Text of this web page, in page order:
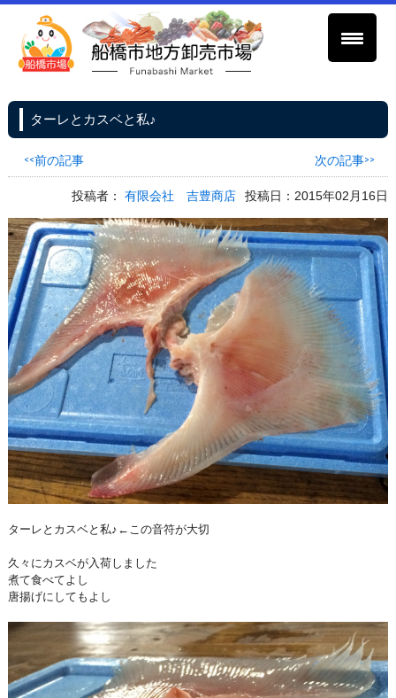
ターレとカスベと私♪
<<前の記事 次の記事>>
投稿者：有限会社 吉豊商店 投稿日：2015年02月16日
ターレとカスベと私♪←この音符が大切
久々にカスベが入荷しました
煮て食べてよし
唐揚げにしてもよし